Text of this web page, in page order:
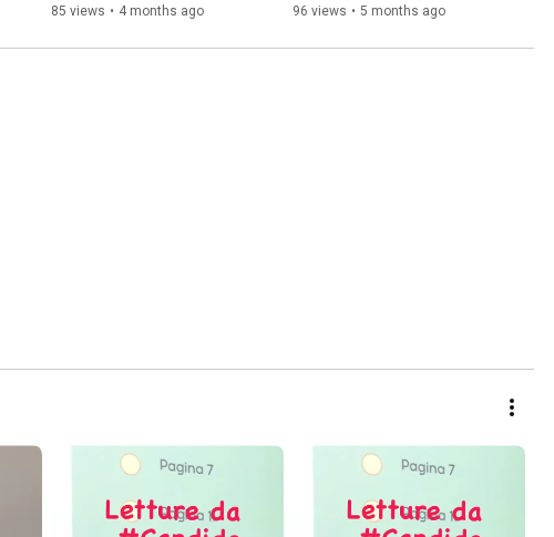
85 views • 4 months ago
rete è una trappola
96 views • 5 months ago